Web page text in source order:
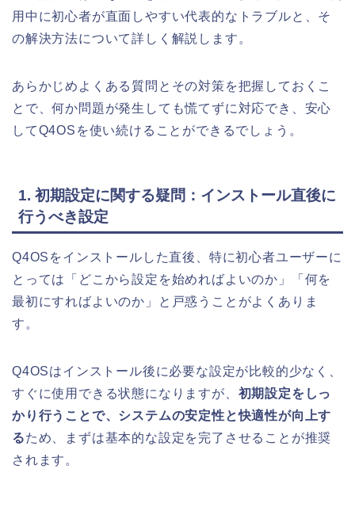
用中に初心者が直面しやすい代表的なトラブルと、そ
の解決方法について詳しく解説します。
あらかじめよくある質問とその対策を把握しておくこ
とで、何か問題が発生しても慌てずに対応でき、安心
してQ4OSを使い続けることができるでしょう。
1. 初期設定に関する疑問：インストール直後に
行うべき設定
Q4OSをインストールした直後、特に初心者ユーザーに
とっては「どこから設定を始めればよいのか」「何を
最初にすればよいのか」と戸惑うことがよくありま
す。
Q4OSはインストール後に必要な設定が比較的少なく、
すぐに使用できる状態になりますが、 初期設定をしっ
かり行うことで、システムの安定性と快適性が向上す
るため、まずは基本的な設定を完了させることが推奨
されます。